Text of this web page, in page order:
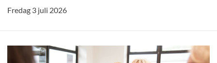
Fredag 3 juli 2026